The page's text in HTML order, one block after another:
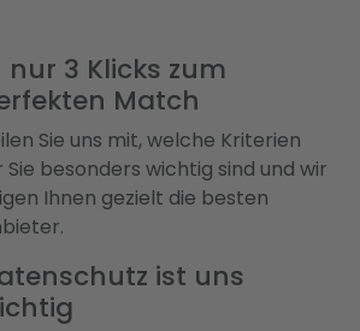
nur 3 Klicks zum
Match
Sie uns mit, welche Kriterien
Sie besonders wichtig sind und wir
Ihnen gezielt die besten
ist uns